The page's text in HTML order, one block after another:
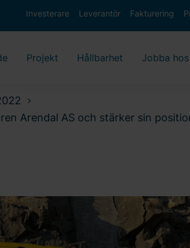
Investerare Leverantör Fakturering
Projekt Hållbarhet Jobba
Arendal AS och stärker sin